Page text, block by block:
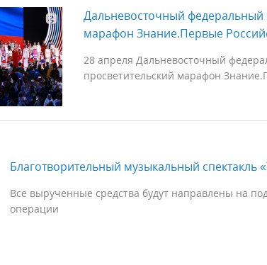
Дальневосточный федеральный
марафон Знание.Первые
28 апреля Дальневосточный
просветительский марафон
Благотворительный музыкальный спектакль
Все вырученные средства будут направлены на
операции